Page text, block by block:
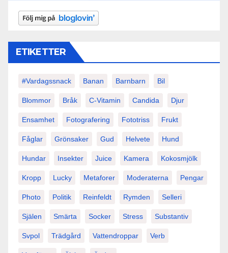
ETIKETTER
#vardagssnack Banan Barnbarn Bil
Blommor Bråk C-Vitamin Candida Djur
Ensamhet Fotografering Fototriss Frukt
Fåglar Grönsaker Gud Helvete Hund
Hundar Insekter Juice Kamera Kokosmjölk
Kropp Lucky Metaforer Moderaterna Pengar
Photo Politik Reinfeldt Rymden Selleri
Själen Smärta Socker Stress Substantiv
Svpol Trädgård Vattendroppar Verb